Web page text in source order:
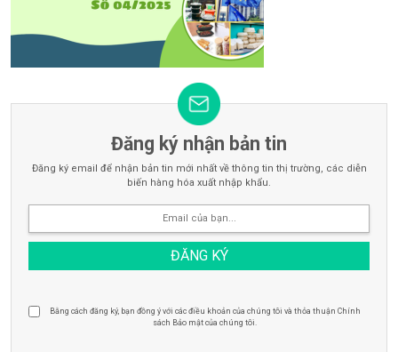
Đăng ký nhận bản tin
Đăng ký email để nhận bản tin mới nhất về thông tin thị trường, các diễn
biến hàng hóa xuất nhập khẩu.
Bằng cách đăng ký, bạn đồng ý với các điều khoản của chúng tôi và thỏa thuận Chính
sách Bảo mật của chúng tôi.